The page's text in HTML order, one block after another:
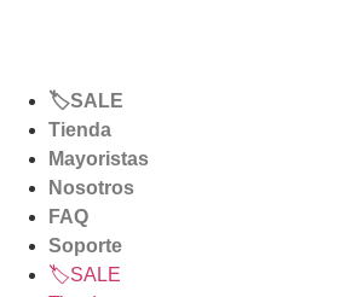
hasta 9
🏷️SALE
Tienda
Mayoristas
Nosotros
FAQ
Soporte
🏷️SALE